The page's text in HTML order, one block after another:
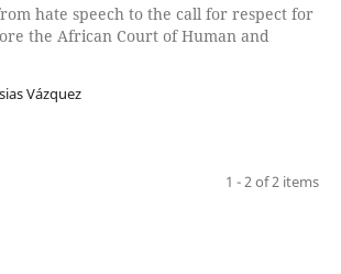
hate speech to the call for respect for
the African Court of Human and
Vázquez
1 - 2 of 2 items